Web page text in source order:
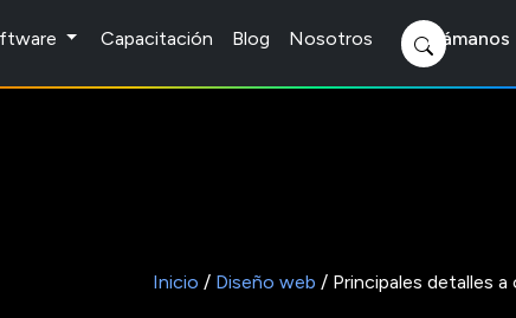
Capacitación Blog Nosotros
Inicio / Diseño web / Principales detalles